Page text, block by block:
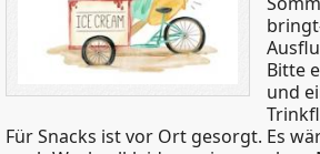
Bitte
und
Für Snacks ist vor Ort gesorgt. Es